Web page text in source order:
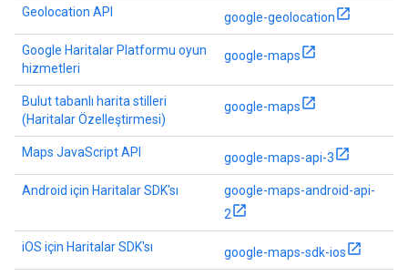
Geolocation API google-geolocation
Google Haritalar Platformu oyun
hizmetleri
google-maps
Bulut tabanlı harita stilleri
(Haritalar Özelleştirmesi)
google-maps
Maps JavaScript API google-maps-api-3
Android için Haritalar SDK'sı
google-maps-android-api-
2
iOS için Haritalar SDK'sı google-maps-sdk-ios